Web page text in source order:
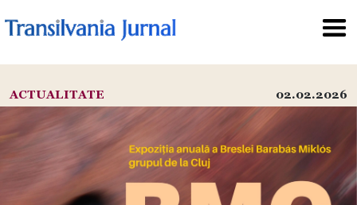
ACTUALITATE 02.02.2026